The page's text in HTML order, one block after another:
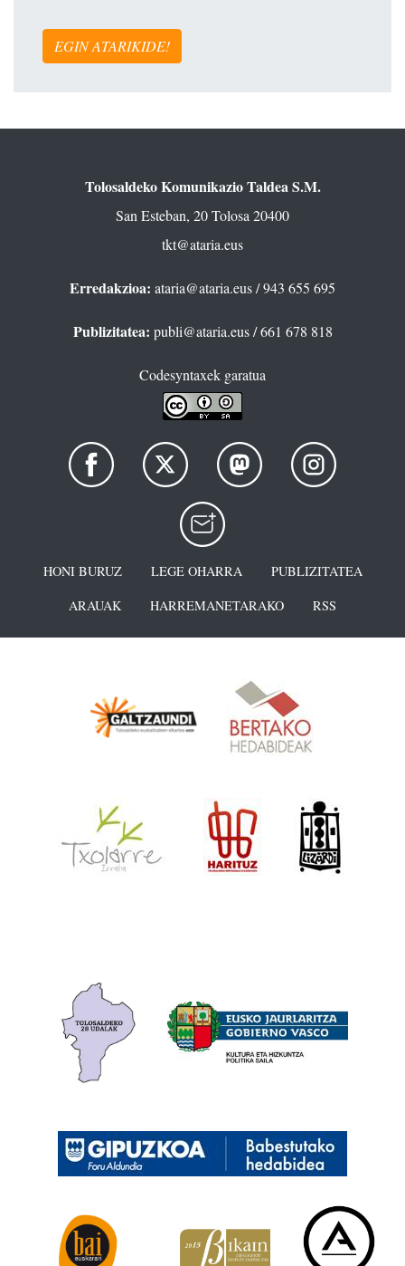
EGIN ATARIKIDE!
Tolosaldeko Komunikazio Taldea S.M.
San Esteban, 20 Tolosa 20400
tkt@ataria.eus
Erredakzioa: ataria@ataria.eus/ 943 655 695
Publizitatea: publi@ataria.eus/ 661 678 818
Codesyntaxek garatua
HONI BURUZ LEGE OHARRA
PUBLIZITATEA
ARAUAK
HARREMANETARAKO RSS